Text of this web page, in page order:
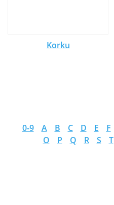
Korku
0-9 A B C D E F
O
P Q R S T